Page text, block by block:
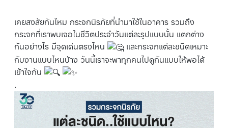
เคยสงสัยกันไหม กระจกนิรภัยที่นำมาใช้ในอาคาร รวมถึง
กระจกที่เราพบเจอในชีวิตประจำวันแต่ละรูปแบบนั้น แตกต่าง
กันอย่างไร มีจุดเด่นตรงไหน
และกระจกแต่ละชนิดเหมาะ
กับงานแบบไหนบ้าง วันนี้เราจะพาทุกคนไปดูกันแบบให้พอได้
เข้าใจกัน
.